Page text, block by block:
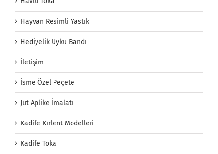
Hayvan Resimli Yastık
Hediyelik Uyku Bandı
İletişim
İsme Özel Peçete
Jüt Aplike İmalatı
Kadife Kırlent Modelleri
Kadife Toka